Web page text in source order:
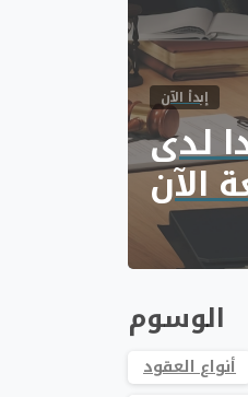
إبدأ الآن
لدى
الآن
الوسوم
أنواع العقود